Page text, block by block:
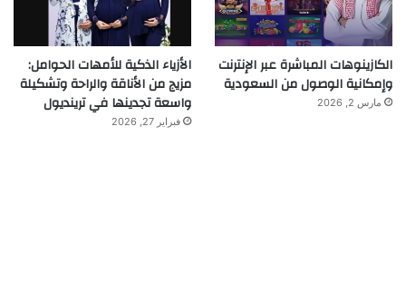
الكازينوهات المباشرة عبر الإنترنت
وإمكانية الوصول من السعودية
مارس 2, 2026
الأزياء الذكية للأمهات الحوامل:
مزيج من الأناقة والراحة وتشكيلة
واسعة تجدينها في ترينديول
فبراير 27, 2026